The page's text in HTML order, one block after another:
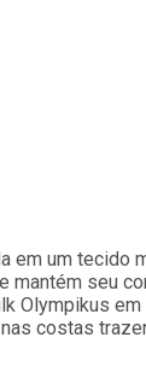
em um tecido
mantém seu
Olympikus em
costas